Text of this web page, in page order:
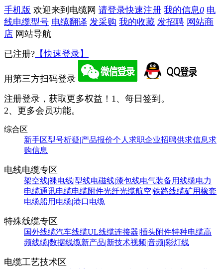
手机版 欢迎来到电缆网 请登录快速注册 我的信息0 电
线电缆型号 电缆翻译 发采购 我的收藏 发招聘 网站商
店 网站导航
已注册? 【快速登录】
用第三方扫码登录
注册登录，获取更多权益！ 1、每日签到。
2、更多会员功能。
综合区
新手区型号析疑|产品报价个人求职企业招聘供求信息求
购信息
电线电缆专区
架空线|裸电线|型线电磁线|漆包线电气装备用线缆电力
电缆通讯电缆电缆附件光纤光缆航空|铁路线缆矿用橡套
电缆船用电缆|港口电缆
特殊线缆专区
国外线缆汽车线缆UL线缆连接器|插头附件特种电缆高
频线缆|数据线缆新产品|新技术视频|音频|彩灯线
电缆工艺技术区